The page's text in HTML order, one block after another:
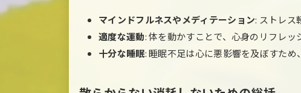
マインドフルネスやメディテーション: ストレス
適度な運動: 体を動かすことで、心身のリフレッ
十分な睡眠: 睡眠不足は心に悪影響を及ぼすため